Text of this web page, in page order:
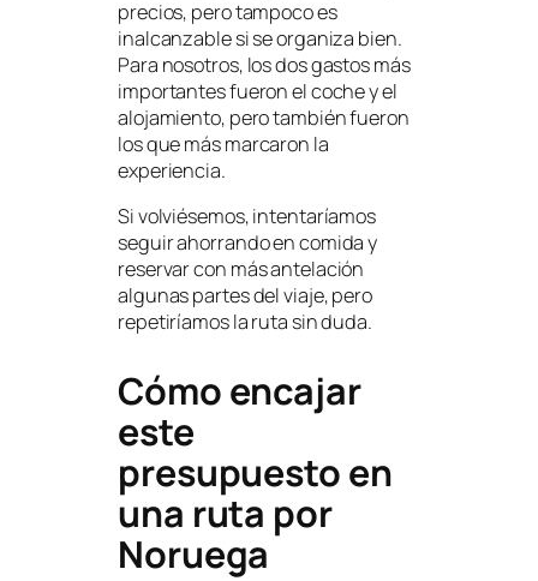
precios, pero tampoco es
inalcanzable si se organiza bien.
Para nosotros, los dos gastos más
importantes fueron el coche y el
alojamiento, pero también fueron
los que más marcaron la
experiencia.
Si volviésemos, intentaríamos
seguir ahorrando en comida y
reservar con más antelación
algunas partes del viaje, pero
repetiríamos la ruta sin duda.
Cómo encajar
este
presupuesto en
una ruta por
Noruega